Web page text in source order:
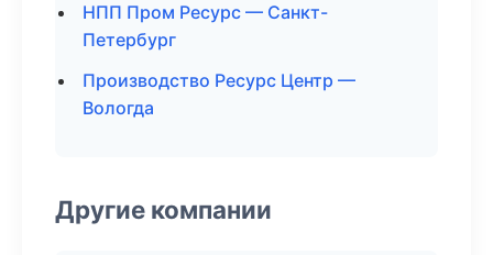
НПП Пром Ресурс — Санкт-
Петербург
Производство Ресурс Центр —
Вологда
Другие компании